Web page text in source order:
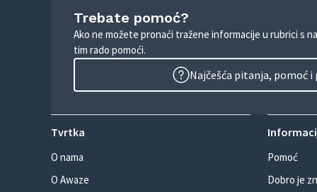
Trebate pomoć?
Ako ne možete pronaći tražene informacije u rubrici s
tim rado pomoći.
Najčešća pitanja, pomoć i
Tvrtka
O nama
O Awaze
Pomoć
Dobro je